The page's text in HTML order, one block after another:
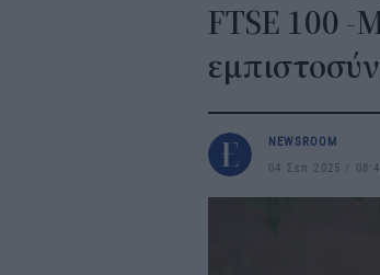
FTSE 100 -
NEWSROOM
04 Σεπ 2025